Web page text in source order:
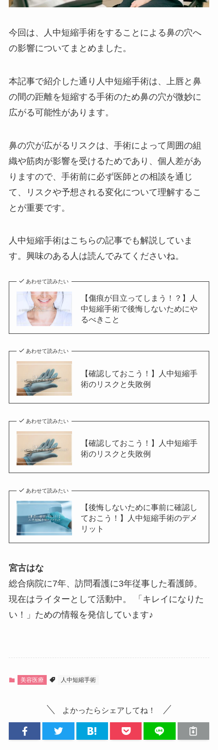
今回は、人中短縮手術をすることによる鼻の穴へ
の影響についてまとめました。
本記事で紹介した通り人中短縮手術は、上唇と鼻
の間の距離を短縮する手術のため鼻の穴が微妙に
広がる可能性があります。
鼻の穴が広がるリスクは、手術によって周囲の組
織や筋肉が影響を受けるためであり、個人差があ
りますので、手術前に必ず医師との相談を通じ
て、リスクや予想される変化について理解するこ
とが重要です。
人中短縮手術はこちらの記事でも解説していま
す。興味のある人は読んでみてくださいね。
あわせて読みたい
【傷痕が目立ってしまう！？】人
中短縮手術で後悔しないためにや
るべきこと
あわせて読みたい
【確認しておこう！】人中短縮手
術のリスクと失敗例
あわせて読みたい
【確認しておこう！】人中短縮手
術のリスクと失敗例
あわせて読みたい
【後悔しないために事前に確認し
ておこう！】人中短縮手術のデメ
リット
宮古はな
総合病院に7年、訪問看護に3年従事した看護師。
現在はライターとして活動中。 「キレイになりた
い！」ための情報を発信しています♪
美容医療 人中短縮手術
よかったらシェアしてね！